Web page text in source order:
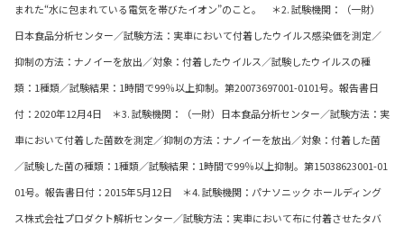
まれた“水に包まれている電気を帯びたイオン”のこと。 ＊2. 試験機関：（一財）
日本食品分析センター／試験方法：実車において付着したウイルス感染価を測定／
抑制の方法：ナノイーを放出／対象：付着したウイルス／試験したウイルスの種
類：1種類／試験結果：1時間で99％以上抑制。第20073697001-0101号。報告書日
付：2020年12月4日 ＊3. 試験機関：（一財）日本食品分析センター／試験方法：実
車において付着した菌数を測定／抑制の方法：ナノイーを放出／対象：付着した菌
／試験した菌の種類：1種類／試験結果：1時間で99％以上抑制。第15038623001-01
01号。報告書日付：2015年5月12日 ＊4. 試験機関：パナソニック ホールディング
ス株式会社プロダクト解析センター／試験方法：実車において布に付着させたタバ